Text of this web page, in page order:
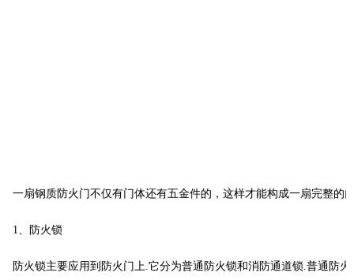
一扇钢质防火门不仅有门体还有五金件的，这样才能构成一扇完整的
1、防火锁
防火锁主要应用到防火门上.它分为普通防火锁和消防通道锁.普通防